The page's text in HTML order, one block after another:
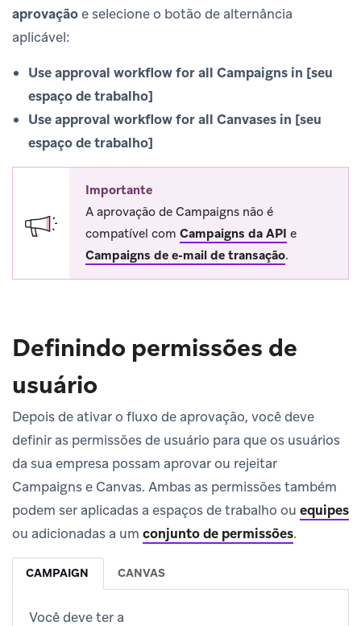
aprovaçãoe selecione o botão de alternância
aplicável:
Use approval workflow for all Campaigns in [seu
espaço de trabalho]
Use approval workflow for all Canvases in [seu
espaço de trabalho]
Importante
A aprovação de Campaigns não é
compatível com Campaigns da API e
Campaigns de e-mail de transação.
Definindo permissões de
usuário
Depois de ativar o fluxo de aprovação, você deve
definir as permissões de usuário para que os usuários
da sua empresa possam aprovar ou rejeitar
Campaigns e Canvas. Ambas as permissões também
podem ser aplicadas a espaços de trabalho ou equipes
ou adicionadas a um conjunto de permissões.
CAMPAIGN CANVAS
Você deve ter a